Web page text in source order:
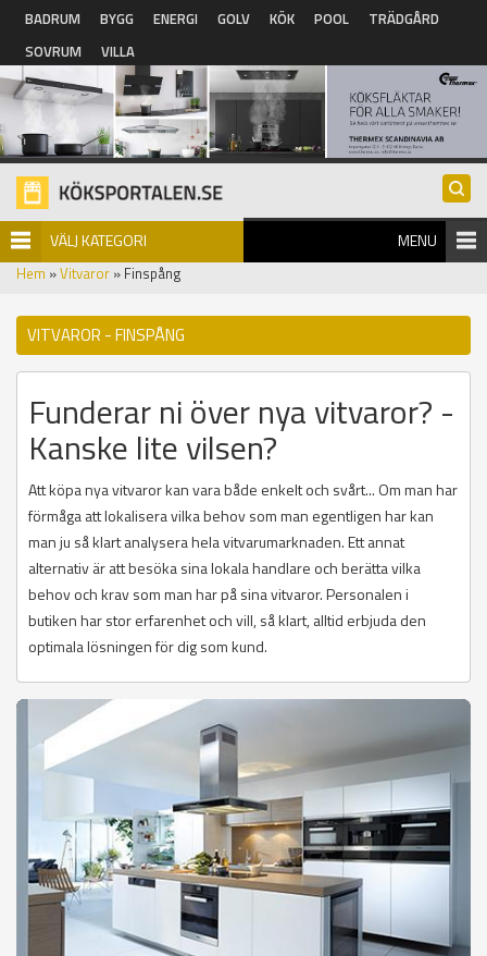
Hoppa till huvudinnehåll
BADRUM BYGG ENERGI GOLV KÖK POOL
TRÄDGÅRD
SOVRUM
VILLA
VÄLJ KATEGORI MENU
Hem »Vitvaror » Finspång
VITVAROR - FINSPÅNG
Funderar ni över nya vitvaror? -
Kanske lite vilsen?
Att köpa nya vitvaror kan vara både enkelt och svårt... Om man har
förmåga att lokalisera vilka behov som man egentligen har kan
man ju så klart analysera hela vitvarumarknaden. Ett annat
alternativ är att besöka sina lokala handlare och berätta vilka
behov och krav som man har på sina vitvaror. Personalen i
butiken har stor erfarenhet och vill, så klart, alltid erbjuda den
optimala lösningen för dig som kund.